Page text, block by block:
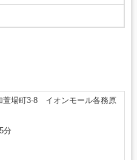
萱場町3-8 イオンモール各務原
分